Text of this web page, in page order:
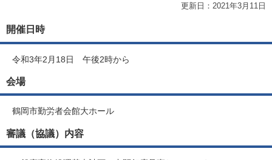
更新日：2021年3月11日
開催日時
令和3年2月18日 午後2時から
会場
鶴岡市勤労者会館大ホール
審議（協議）内容